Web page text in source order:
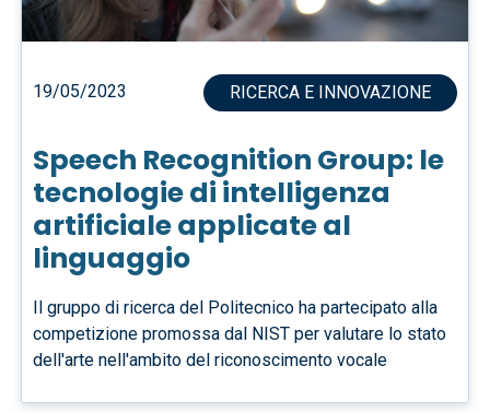
19/05/2023 RICERCA E INNOVAZIONE
Speech Recognition Group: le
tecnologie di intelligenza
artificiale applicate al
linguaggio
Il gruppo di ricerca del Politecnico ha partecipato alla
competizione promossa dal NIST per valutare lo stato
dell'arte nell'ambito del riconoscimento vocale